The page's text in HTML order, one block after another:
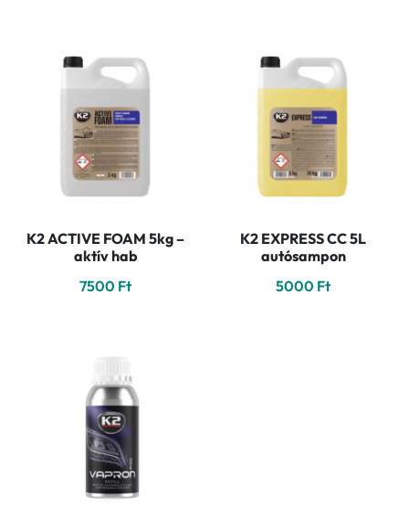
K2 ACTIVE FOAM 5kg –
aktív hab
7500 Ft
K2 EXPRESS CC 5L
autósampon
5000 Ft